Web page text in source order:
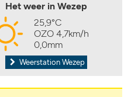
Het weer in Wezep
25,9°C
OZO 4,7km/h
0,0mm
Weerstation Wezep